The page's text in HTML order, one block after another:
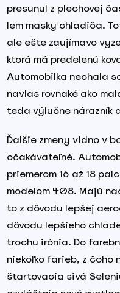
presunul z plechovej
lem masky chladiča.
ale ešte zaujímavo
ktorá má predelenú
Automobilka nechala
navlas rovnaké ako
teda výlučne nárazník
Ďalšie zmeny vidno v
očakávateľné.
priemerom 16 až 18
modelom 408. Majú
to z dôvodu lepšej
dôvodu lepšieho
trochu irónia. Do
niekoľko farieb, z čoho
štartovacia sivá